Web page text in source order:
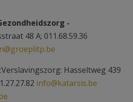
-
48 A; 011.68.59.36
:Verslavingszorg: Hasseltweg 439
info@katarsis.be